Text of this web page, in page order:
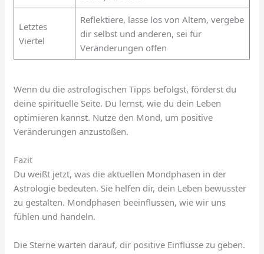
Letztes
Viertel
Reflektiere, lasse los von Altem, vergebe
dir selbst und anderen, sei für
Veränderungen offen
Wenn du die astrologischen Tipps befolgst, förderst du
deine spirituelle Seite. Du lernst, wie du dein Leben
optimieren kannst. Nutze den Mond, um positive
Veränderungen anzustoßen.
Fazit
Du weißt jetzt, was die aktuellen Mondphasen in der
Astrologie bedeuten. Sie helfen dir, dein Leben bewusster
zu gestalten. Mondphasen beeinflussen, wie wir uns
fühlen und handeln.
Die Sterne warten darauf, dir positive Einflüsse zu geben.